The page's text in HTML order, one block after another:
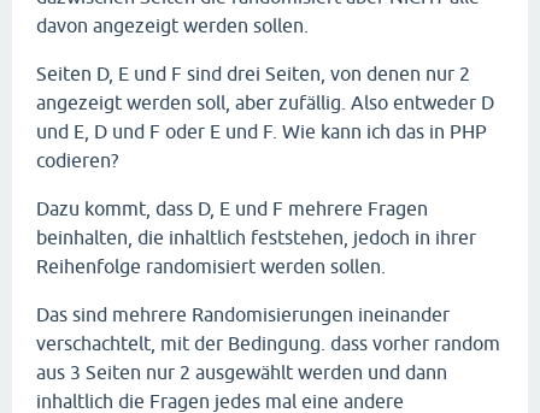
davon angezeigt werden sollen.
Seiten D, E und F sind drei Seiten, von denen nur 2
angezeigt werden soll, aber zufällig. Also entweder D
und E, D und F oder E und F. Wie kann ich das in PHP
codieren?
Dazu kommt, dass D, E und F mehrere Fragen
beinhalten, die inhaltlich feststehen, jedoch in ihrer
Reihenfolge randomisiert werden sollen.
Das sind mehrere Randomisierungen ineinander
verschachtelt, mit der Bedingung. dass vorher random
aus 3 Seiten nur 2 ausgewählt werden und dann
inhaltlich die Fragen jedes mal eine andere